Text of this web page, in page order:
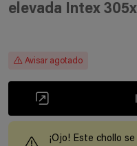
elevada Intex
Avisar agotado
¡Ojo! Este chollo